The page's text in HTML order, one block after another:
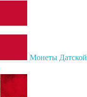
Монеты Датской